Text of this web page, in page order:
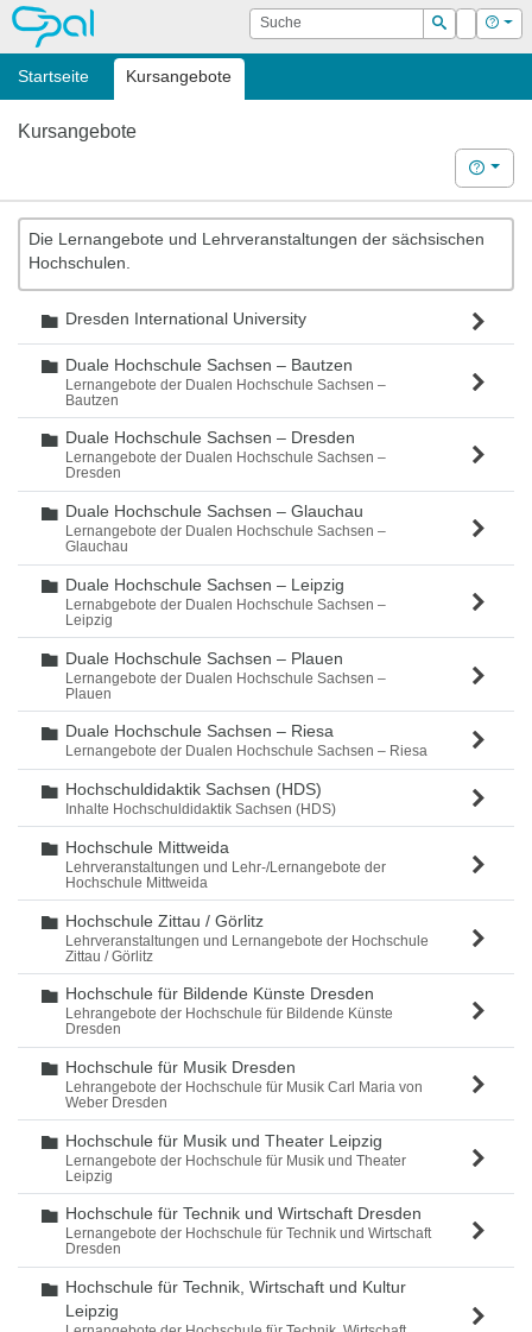
OPAL Suche
Suchen
Login Hilfe
Startseite Kursangebote
Kursangebote
Hilfe
Die Lernangebote und Lehrveranstaltungen der sächsischen
Hochschulen.
Ordner
Dresden International University
Ordner
Duale Hochschule Sachsen – Bautzen
Lernangebote der Dualen Hochschule Sachsen –
Bautzen
Ordner
Duale Hochschule Sachsen – Dresden
Lernangebote der Dualen Hochschule Sachsen –
Dresden
Ordner
Duale Hochschule Sachsen – Glauchau
Lernangebote der Dualen Hochschule Sachsen –
Glauchau
Ordner
Duale Hochschule Sachsen – Leipzig
Lernabgebote der Dualen Hochschule Sachsen –
Leipzig
Ordner
Duale Hochschule Sachsen – Plauen
Lernangebote der Dualen Hochschule Sachsen –
Plauen
Ordner
Duale Hochschule Sachsen – Riesa
Lernangebote der Dualen Hochschule Sachsen – Riesa
Ordner
Hochschuldidaktik Sachsen (HDS)
Inhalte Hochschuldidaktik Sachsen (HDS)
Ordner
Hochschule Mittweida
Lehrveranstaltungen und Lehr-/Lernangebote der
Hochschule Mittweida
Ordner
Hochschule Zittau / Görlitz
Lehrveranstaltungen und Lernangebote der Hochschule
Zittau / Görlitz
Ordner
Hochschule für Bildende Künste Dresden
Lehrangebote der Hochschule für Bildende Künste
Dresden
Ordner
Hochschule für Musik Dresden
Lehrangebote der Hochschule für Musik Carl Maria von
Weber Dresden
Ordner
Hochschule für Musik und Theater Leipzig
Lernangebote der Hochschule für Musik und Theater
Leipzig
Ordner
Hochschule für Technik und Wirtschaft Dresden
Lernangebote der Hochschule für Technik und Wirtschaft
Dresden
Ordner
Hochschule für Technik, Wirtschaft und Kultur
Leipzig